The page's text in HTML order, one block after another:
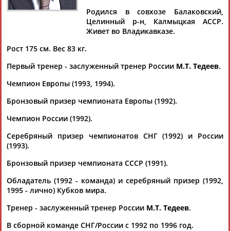
Тамилла
Рамазан
Ростом
АББАТЕ-
Татьяна
АББЯСОВА
АБДИКАРИМОВААБДРАХМАНОВ
Родился в совхозе Балаковский,
Целинный р-н, Калмыцкая АССР.
Живет во Владикавказе.
Рост 175 см. Вес 83 кг.
Первый тренер - заслуженный тренер России М.Т. Тедеев.
Чемпион Европы (1993, 1994).
Бронзовый призер чемпионата Европы (1992).
Чемпион России (1992).
Серебряный призер чемпионатов СНГ (1992) и России
(1993).
Бронзовый призер чемпионата СССР (1991).
Обладатель (1992 - команда) и серебряный призер (1992,
1995 - лично) Кубков мира.
Тренер - заслуженный тренер России М.Т. Тедеев.
В сборной команде СНГ/России с 1992 по 1996 год.